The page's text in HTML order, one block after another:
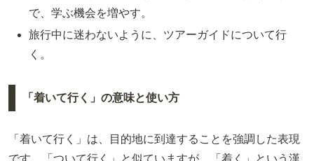
で、学ぶ機会を増やす。
旅行中に迷わないように、ツアーガイドについて行
く。
「着いて行く」の意味と使い方
「着いて行く」は、目的地に到達することを強調した表現
です。「ついて行く」と似ていますが、「着く」という漢